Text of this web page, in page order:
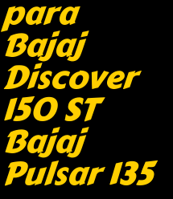
para
Bajaj
Discover
150 ST
Bajaj
Pulsar 135